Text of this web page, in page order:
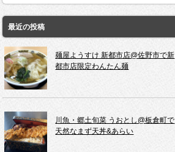
最近の投稿
麺屋ようすけ 新都市店@佐野市で新
都市店限定わんたん麺
川魚・郷土旬菜 うおとし@板倉町で
天然なまず天丼&あらい